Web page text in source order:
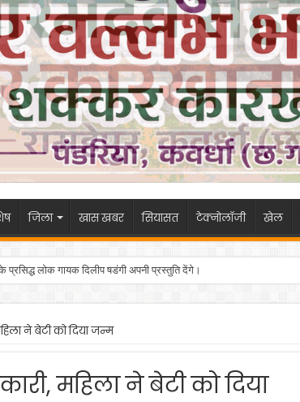
जिला खास खबर सियासत टेक्नोलॉजी खेल
प्रसिद्ध लोक गायक दिलीप षडंगी अपनी प्रस्तुति देंगे।
ने बेटी को दिया जन्म
महिला ने बेटी को दिया